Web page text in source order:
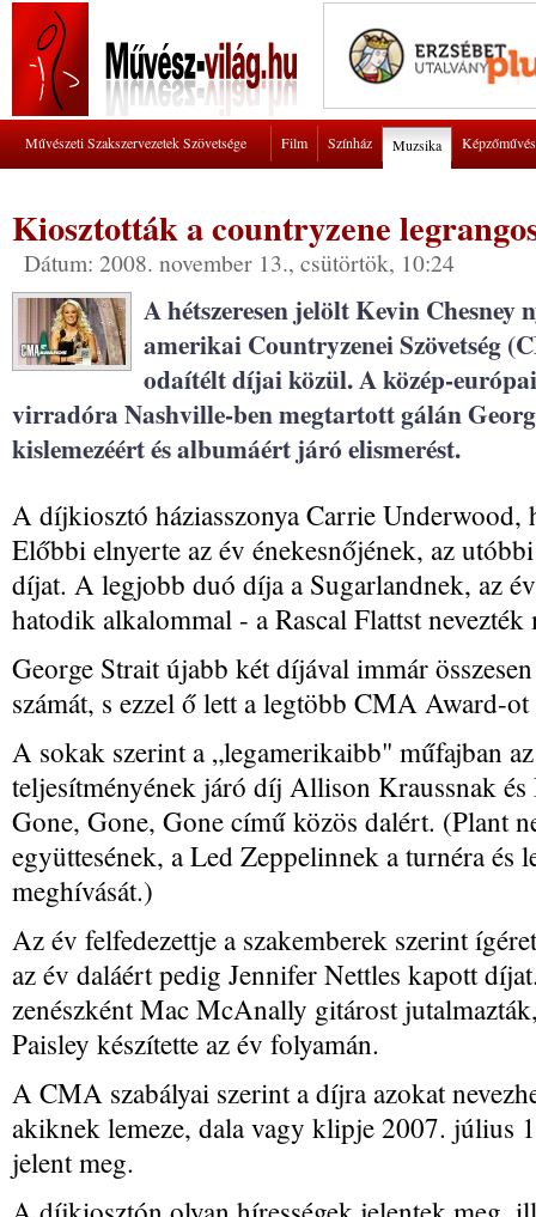
Művészeti Szakszervezetek Szövetsége Film Színház Muzsika
Kiosztották a countryzene
Dátum: 2008. november 13., csütörtök, 10:24
A hétszeresen jelölt Kevin Chesney
amerikai Countryzenei Szövetség
odaítélt díjai közül. A közép-
virradóra Nashville-ben megtartott gálán
kislemezéért és albumáért járó elismerést.
A díjkiosztó háziasszonya Carrie Underwood,
Előbbi elnyerte az év énekesnőjének, az
díjat. A legjobb duó díja a Sugarlandnek, az
hatodik alkalommal - a Rascal Flattst nevezték
George Strait újabb két díjával immár
számát, s ezzel ő lett a legtöbb CMA Award-
A sokak szerint a „legamerikaibb" műfajban
teljesítményének járó díj Allison Kraussnak
Gone, Gone, Gone című közös dalért. (Plant
együttesének, a Led Zeppelinnek a turnéra és
meghívását.)
Az év felfedezettje a szakemberek szerint
az év daláért pedig Jennifer Nettles kapott
zenészként Mac McAnally gitárost
Paisley készítette az év folyamán.
A CMA szabályai szerint a díjra azokat
akiknek lemeze, dala vagy klipje 2007. július
jelent meg.